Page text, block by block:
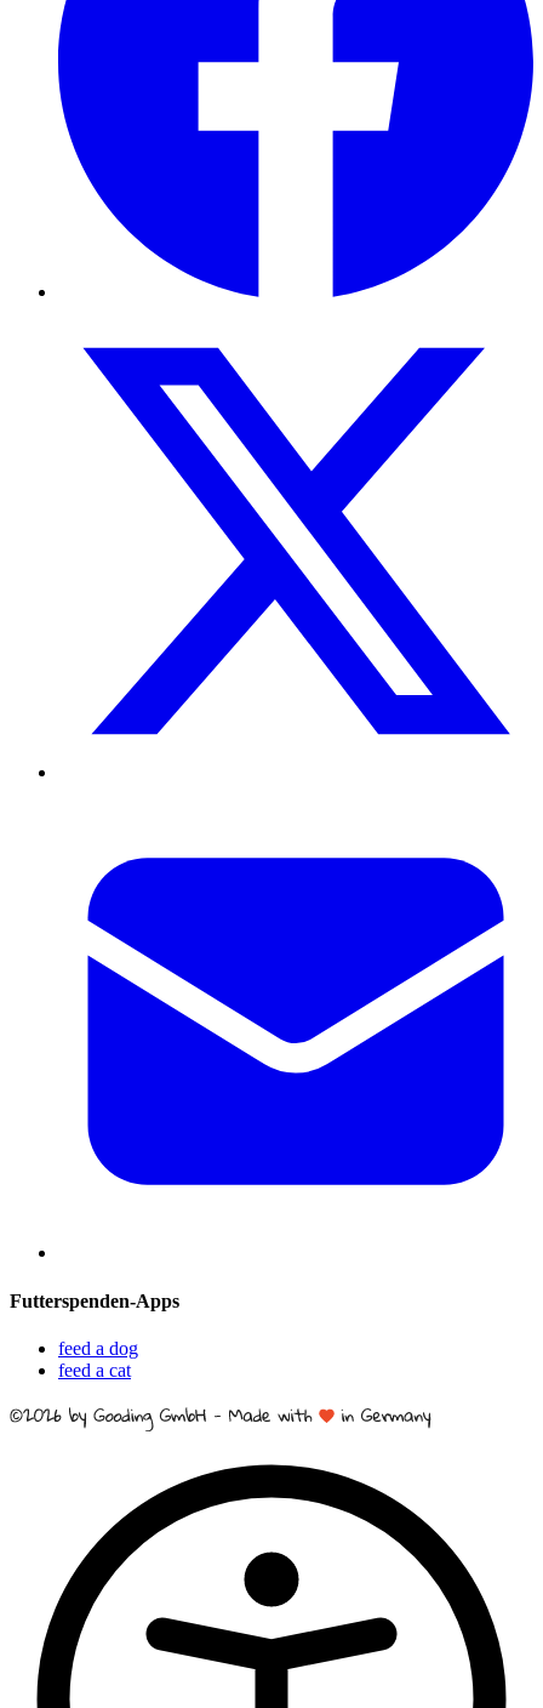
Futterspenden-Apps
feed a dog
feed a cat